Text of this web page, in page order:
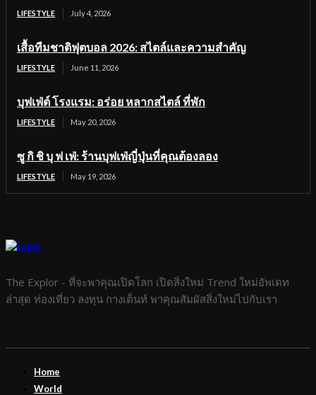
LIFESTYLE July 4, 2026
เสื้อทีมชาติฟุตบอล 2026: สไตล์และความสำคัญ
LIFESTYLE June 11, 2026
บุฟเฟ่ต์ โรงแรม: อร่อย หลากสไตล์ ที่พัก
LIFESTYLE May 20, 2026
ซู กิ ชิ บุ ฟ เฟ่: ร้านบุฟเฟ่ญี่ปุ่นที่คุณต้องลอง
LIFESTYLE May 19, 2026
The Explor - ที่จะพาคุณเปิดโลก เปิดสิ่งใหม่ Trend ใหม่อัพเดท
ล่าสุด ท่องเที่ยว ลงทุน กางเต็นท์ พาคุณสัมผัสสิ่งใหม่ไปกับเรา
Home
World